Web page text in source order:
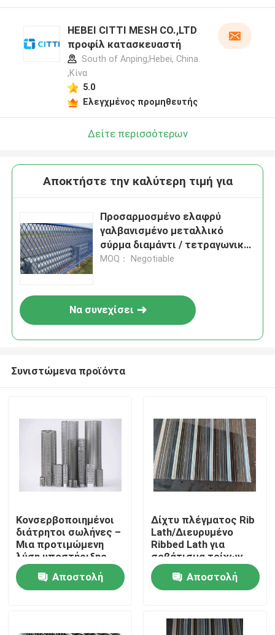
Σπίτι
Προϊόντα
Σχετικά με εμάς
HEBEI CITTI MESH CO.,LTD
προφίλ κατασκευαστή
South of Anping,Hebei, China.
,Κίνα
5.0
Ελεγχμένος προμηθευτής
Δείτε περισσότερων
Αποκτήστε την καλύτερη τιμή για
Προσαρμοσμένο ελαφρύ
γαλβανισμένο μεταλλικό
σύρμα διαμάντι / τετραγωνικό
σχήμα 34%-70% ανοικτή
MOQ： Negotiable
Να συνεχίσει
Συνιστώμενα προϊόντα
Κονσερβοποιημένοι
διάτρητοι σωλήνες –
Μια προτιμώμενη
λύση υποστήριξης
φιλτραρίσματος σε
όλες τις βιομηχανίες
Αποστολή
Δίχτυ πλέγματος Rib
Lath/Διευρυμένο
Ribbed Lath για
σοβάτισμα τοίχων
Αποστολή